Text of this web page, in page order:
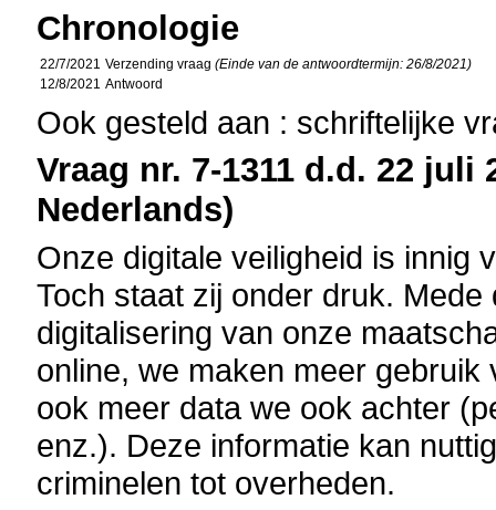
Chronologie
22/7/2021 Verzending vraag(Einde van de antwoordtermijn: 26/8/2021)
12/8/2021 Antwoord
Ook gesteld aan : schriftelijke
Vraag nr. 7-1311 d.d. 22 juli
Nederlands)
Onze digitale veiligheid is innig
Toch staat zij onder druk.
digitalisering van onze
online, we maken meer
ook meer data we ook achter
enz.). Deze informatie kan
criminelen tot overheden.